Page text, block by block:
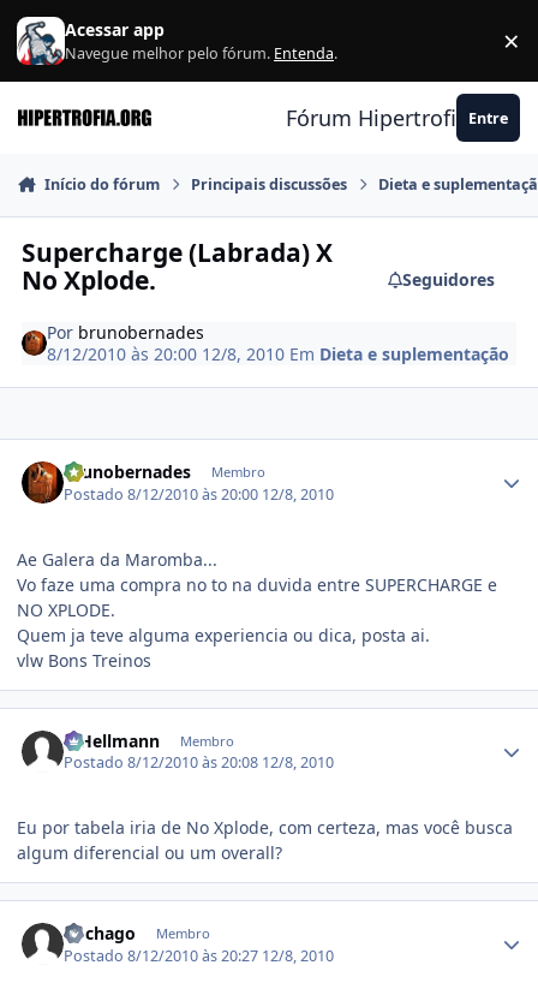
Ir para conteúdo
Acessar app
Navegue melhor pelo fórum. Entenda. ×
Fórum Hipertrofia.org
Entre
Início do fórum Principais discussões Dieta e
Supercharge (Labrada) X
No Xplode.
Seguidores
Por brunobernades
8/12/2010 às 20:00 12/8, 2010 Em Dieta e suplementação
brunobernades Membro
Postado8/12/2010 às 20:00 12/8, 2010
Ae Galera da Maromba...
Vo faze uma compra no to na duvida entre SUPERCHARGE e
NO XPLODE.
Quem ja teve alguma experiencia ou dica, posta ai.
vlw Bons Treinos
R.Hellmann Membro
Postado8/12/2010 às 20:08 12/8, 2010
Eu por tabela iria de No Xplode, com certeza, mas você busca
algum diferencial ou um overall?
Rochago Membro
Postado8/12/2010 às 20:27 12/8, 2010